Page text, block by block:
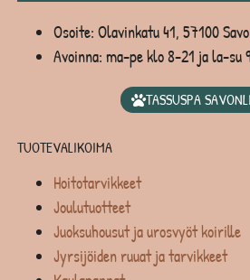
Osoite: Olavinkatu 41, 57100
Avoinna: ma-pe klo 8-21 ja la-su
TASSUSPA
TUOTEVALIKOIMA
Hoitotarvikkeet
Joulutuotteet
Juoksuhousut ja urosvyöt koirille
Jyrsijöiden ruuat ja tarvikkeet